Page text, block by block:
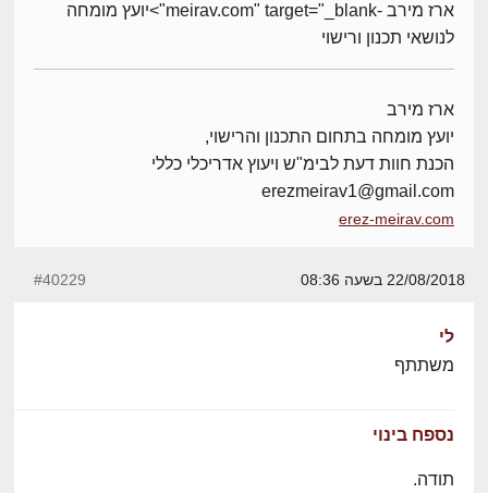
ארז מירב -meirav.com" target="_blank">יועץ מומחה
לנושאי תכנון ורישוי
ארז מירב
יועץ מומחה בתחום התכנון והרישוי,
הכנת חוות דעת לבימ"ש ויעוץ אדריכלי כללי
erezmeirav1@gmail.com
erez-meirav.com
22/08/2018 בשעה 08:36 #40229
לי
משתתף
נספח בינוי
תודה.